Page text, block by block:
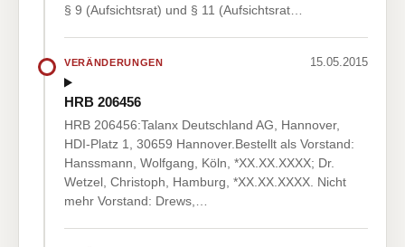
§ 9 (Aufsichtsrat) und § 11 (Aufsichtsrat…
VERÄNDERUNGEN 15.05.2015
HRB 206456
HRB 206456:Talanx Deutschland AG, Hannover,
HDI-Platz 1, 30659 Hannover.Bestellt als Vorstand:
Hanssmann, Wolfgang, Köln, *XX.XX.XXXX; Dr.
Wetzel, Christoph, Hamburg, *XX.XX.XXXX. Nicht
mehr Vorstand: Drews,…